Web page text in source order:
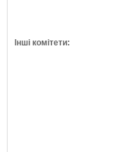
Інші комітети: